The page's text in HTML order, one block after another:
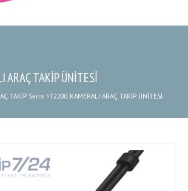
ARAÇ TAKİP ÜNİTESİ
TAKİP Serisi T2200 KAMERALI ARAÇ TAKİP ÜNİTESİ